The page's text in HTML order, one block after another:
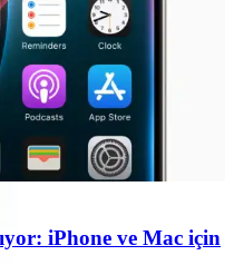
iPhone ve Mac için